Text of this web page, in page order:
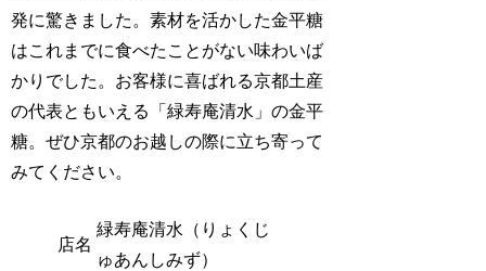
発に驚きました。素材を活かした金平糖
はこれまでに食べたことがない味わいば
かりでした。お客様に喜ばれる京都土産
の代表ともいえる「緑寿庵清水」の金平
糖。ぜひ京都のお越しの際に立ち寄って
みてください。
店名
緑寿庵清水（りょくじ
ゅあんしみず）